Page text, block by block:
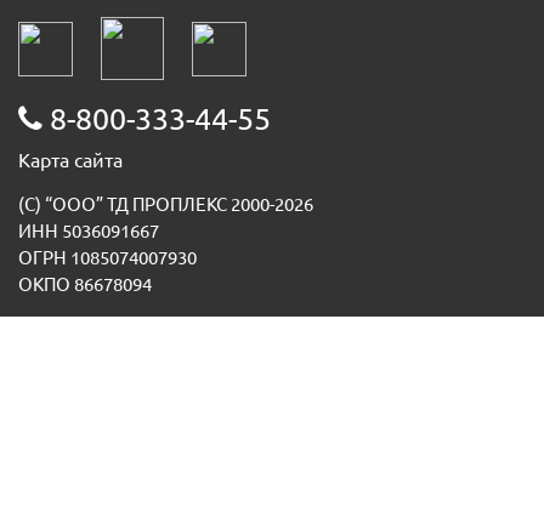
8-800-333-44-55
Карта сайта
(С) “ООО” ТД ПРОПЛЕКС 2000-2026
ИНН 5036091667
ОГРН 1085074007930
ОКПО 86678094